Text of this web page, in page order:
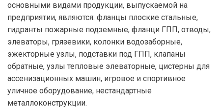
основными видами продукции, выпускаемой на
предприятии, являются: фланцы плоские стальные,
гидранты пожарные подземные, фланци ГПП, отводы,
элеваторы, грязевики, колонки водозаборные,
эжекторные узлы, подставки под ГПП, клапаны
обратные, узлы тепловые элеваторные, цистерны для
ассенизационных машин, игровое и спортивное
уличное оборудование, нестандартные
металлоконструкции.